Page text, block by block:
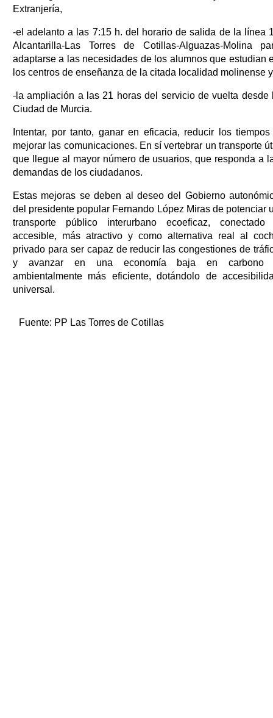
Extranjería,
-el adelanto a las 7:15 h. del horario de salida de la línea
Alcantarilla-Las Torres de Cotillas-Alguazas-Molina
adaptarse a las necesidades de los alumnos que estudian
los centros de enseñanza de la citada localidad molinense
-la ampliación a las 21 horas del servicio de vuelta desde
Ciudad de Murcia.
Intentar, por tanto, ganar en eficacia, reducir los
mejorar las comunicaciones. En sí vertebrar un transporte
que llegue al mayor número de usuarios, que responda a
demandas de los ciudadanos.
Estas mejoras se deben al deseo del Gobierno
del presidente popular Fernando López Miras de potenciar
transporte público interurbano ecoeficaz, conectado
accesible, más atractivo y como alternativa real al
privado para ser capaz de reducir las congestiones de
y avanzar en una economía baja en carbono
ambientalmente más eficiente, dotándolo de
universal.
Fuente: PP Las Torres de Cotillas